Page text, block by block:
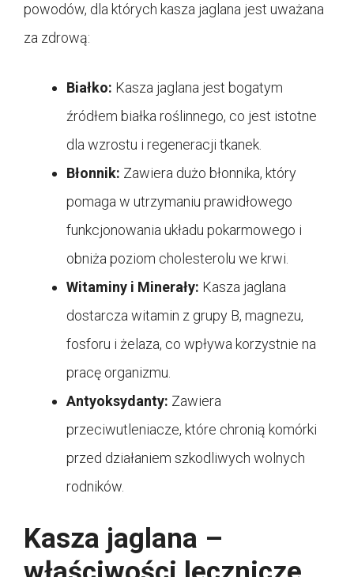
powodów, dla których kasza jaglana jest uważana
za zdrową:
Białko: Kasza jaglana jest bogatym
źródłem białka roślinnego, co jest istotne
dla wzrostu i regeneracji tkanek.
Błonnik: Zawiera dużo błonnika, który
pomaga w utrzymaniu prawidłowego
funkcjonowania układu pokarmowego i
obniża poziom cholesterolu we krwi.
Witaminy i Minerały: Kasza jaglana
dostarcza witamin z grupy B, magnezu,
fosforu i żelaza, co wpływa korzystnie na
pracę organizmu.
Antyoksydanty: Zawiera
przeciwutleniacze, które chronią komórki
przed działaniem szkodliwych wolnych
rodników.
Kasza jaglana –